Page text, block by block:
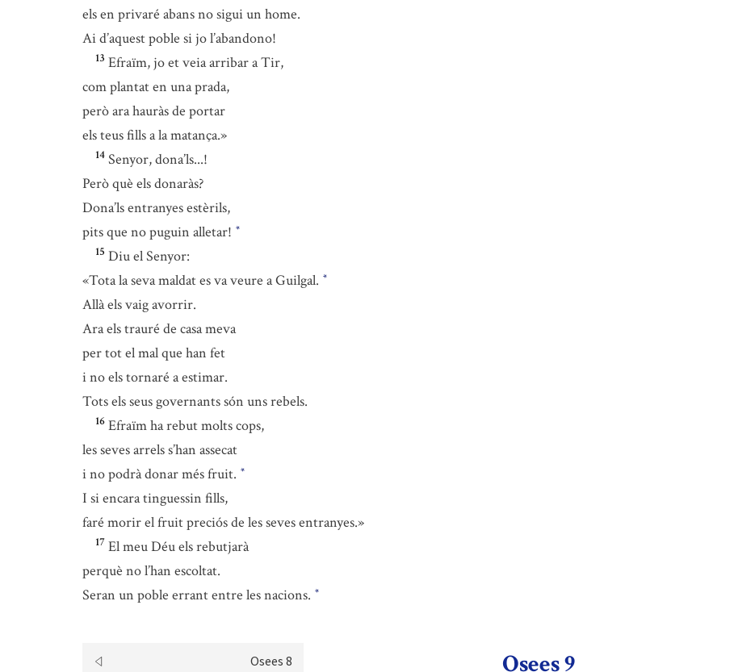
els en privaré abans no sigui un home.
Ai d’aquest poble si jo l’abandono!
13 Efraïm, jo et veia arribar a Tir,
com plantat en una prada,
però ara hauràs de portar
els teus fills a la matança.»
14 Senyor, dona’ls...!
Però què els donaràs?
Dona’ls entranyes estèrils,
pits que no puguin alletar! *
15 Diu el Senyor:
«Tota la seva maldat es va veure a Guilgal. *
Allà els vaig avorrir.
Ara els trauré de casa meva
per tot el mal que han fet
i no els tornaré a estimar.
Tots els seus governants són uns rebels.
16 Efraïm ha rebut molts cops,
les seves arrels s’han assecat
i no podrà donar més fruit. *
I si encara tinguessin fills,
faré morir el fruit preciós de les seves entranyes.»
17 El meu Déu els rebutjarà
perquè no l’han escoltat.
Seran un poble errant entre les nacions. *
Osees 8 Osees 9